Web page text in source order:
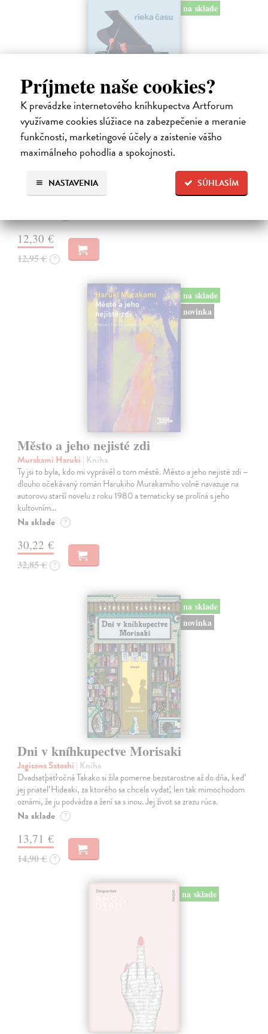
Príjmete naše cookies?
K prevádzke internetového kníhkupectva Artforum
využívame cookies slúžiace na zabezpečenie a meranie
funkčnosti, marketingové účely a zaistenie vášho
maximálneho pohodlia a spokojnosti.
SÚHLASÍM
NASTAVENIA
na sklade
Rieka času
Pascal Mercier bol vždy majstrom filozofického rozprávania. Romány
Nočný vlak do Lisabonu či Váha slov podnietili milióny čitateľov k
12,30 €
12,95 € ?
na sklade
novinka
Město a jeho nejisté zdi
Murakami Haruki | Kniha
Ty jsi to byla, kdo mi vyprávěl o tom městě. Město a jeho nejisté zdi –
dlouho očekávaný román Harukiho Murakamiho volně navazuje na
autorovu starší novelu z roku 1980 a tematicky se prolíná s jeho
kultovním…
Na sklade ?
30,22 €
32,85 € ?
na sklade
novinka
Dni v kníhkupectve Morisaki
Jagisawa Satoshi | Kniha
Dvadsaťpäťročná Takako si žila pomerne bezstarostne až do dňa, keď
jej priateľ Hideaki, za ktorého sa chcela vydať, len tak mimochodom
oznámi, že ju podvádza a žení sa s inou. Jej život sa zrazu rúca.
Na sklade ?
13,71 €
14,90 € ?
na sklade